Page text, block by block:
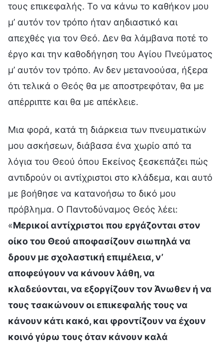
τους επικεφαλής. Το να κάνω το καθήκον μου
μ’ αυτόν τον τρόπο ήταν αηδιαστικό και
απεχθές για τον Θεό. Δεν θα λάμβανα ποτέ το
έργο και την καθοδήγηση του Αγίου Πνεύματος
μ’ αυτόν τον τρόπο. Αν δεν μετανοούσα, ήξερα
ότι τελικά ο Θεός θα με αποστρεφόταν, θα με
απέρριπτε και θα με απέκλειε.
Μια φορά, κατά τη διάρκεια των πνευματικών
μου ασκήσεων, διάβασα ένα χωρίο από τα
λόγια του Θεού όπου Εκείνος ξεσκεπάζει πώς
αντιδρούν οι αντίχριστοι στο κλάδεμα, και αυτό
με βοήθησε να κατανοήσω το δικό μου
πρόβλημα. Ο Παντοδύναμος Θεός λέει:
«Μερικοί αντίχριστοι που εργάζονται στον
οίκο του Θεού αποφασίζουν σιωπηλά να
δρουν με σχολαστική επιμέλεια, ν’
αποφεύγουν να κάνουν λάθη, να
κλαδεύονται, να εξοργίζουν τον Άνωθεν ή να
τους τσακώνουν οι επικεφαλής τους να
κάνουν κάτι κακό, και φροντίζουν να έχουν
κοινό γύρω τους όταν κάνουν καλά